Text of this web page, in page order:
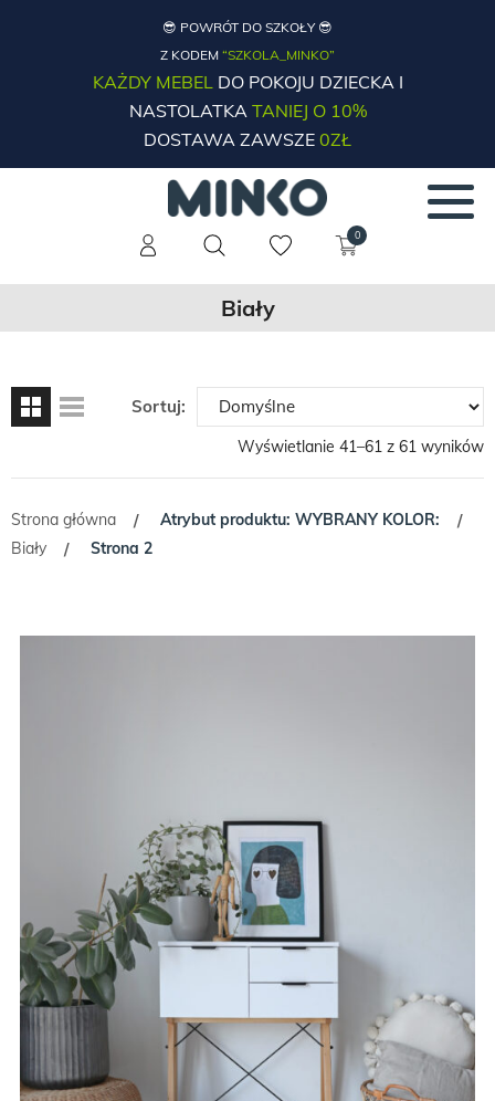
😎 POWRÓT DO SZKOŁY 😎
Z KODEM “SZKOLA_MINKO”
KAŻDY MEBELDO POKOJU DZIECKA I
NASTOLATKATANIEJ O 10%
DOSTAWA ZAWSZE 0ZŁ
0
Biały
Sortuj:
Wyświetlanie 41–61 z 61 wyników
Strona główna / Atrybut produktu: WYBRANY KOLOR:
/
Biały
/ Strona 2